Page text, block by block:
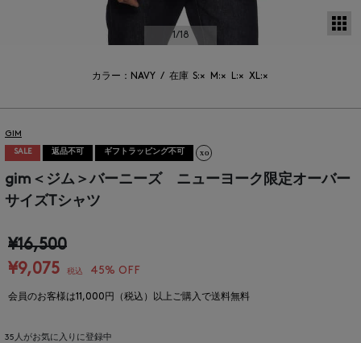
1/18
カラー：NAVY / 在庫 S:× M:× L:× XL:×
GIM
SALE 返品不可 ギフトラッピング不可
gim＜ジム＞バーニーズ ニューヨーク限定オーバー
サイズTシャツ
¥16,500
¥9,075
税込 45% OFF
会員のお客様は11,000円（税込）以上ご購入で送料無料
35 人がお気に入りに登録中